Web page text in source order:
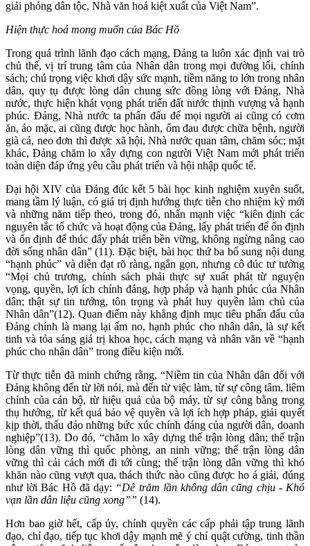
giải phóng dân tộc, Nhà văn hoá kiệt xuất của Việt Nam”.
Hiện thực hoá mong muốn của Bác Hồ
Trong quá trình lãnh đạo cách mạng, Đảng ta luôn xác định vai trò
chủ thể, vị trí trung tâm của Nhân dân trong mọi đường lối, chính
sách; chú trọng việc khơi dậy sức mạnh, tiềm năng to lớn trong nhân
dân, quy tụ được lòng dân chung sức đồng lòng với Đảng, Nhà
nước, thực hiện khát vọng phát triển đất nước thịnh vượng và hạnh
phúc. Đảng, Nhà nước ta phấn đấu để mọi người ai cũng có cơm
ăn, áo mặc, ai cũng được học hành, ốm đau được chữa bệnh, người
già cả, neo đơn thì được xã hội, Nhà nước quan tâm, chăm sóc; mặt
khác, Đảng chăm lo xây dựng con người Việt Nam mới phát triển
toàn diện đáp ứng yêu cầu phát triển và hội nhập quốc tế.
Đại hội XIV của Đảng đúc kết 5 bài học kinh nghiệm xuyên suốt,
mang tầm lý luận, có giá trị định hướng thực tiễn cho nhiệm kỳ mới
và những năm tiếp theo, trong đó, nhấn mạnh việc “kiên định các
nguyên tắc tổ chức và hoạt động của Đảng, lấy phát triển để ổn định
và ổn định để thúc đẩy phát triển bền vững, không ngừng nâng cao
đời sống nhân dân” (11). Đặc biệt, bài học thứ ba bổ sung nội dung
“hạnh phúc” và diễn đạt rõ ràng, ngắn gọn, nhưng cô đúc tư tưởng
“Mọi chủ trương, chính sách phải thực sự xuất phát từ nguyện
vọng, quyền, lợi ích chính đáng, hợp pháp và hạnh phúc của Nhân
dân; thật sự tin tưởng, tôn trọng và phát huy quyền làm chủ của
Nhân dân”(12). Quan điểm này khẳng định mục tiêu phấn đấu của
Đảng chính là mang lại ấm no, hạnh phúc cho nhân dân, là sự kết
tinh và tỏa sáng giá trị khoa học, cách mạng và nhân văn về “hạnh
phúc cho nhân dân” trong điều kiện mới.
Từ thực tiễn đã minh chứng rằng, “Niềm tin của Nhân dân đối với
Đảng không đến từ lời nói, mà đến từ việc làm, từ sự công tâm, liêm
chính của cán bộ, từ hiệu quả của bộ máy, từ sự công bằng trong
thụ hưởng, từ kết quả bảo vệ quyền và lợi ích hợp pháp, giải quyết
kịp thời, thấu đáo những bức xúc chính đáng của người dân, doanh
nghiệp”(13). Do đó, “chăm lo xây dựng thế trận lòng dân; thế trận
lòng dân vững thì quốc phòng, an ninh vững; thế trận lòng dân
vững thì cải cách mới đi tới cùng; thế trận lòng dân vững thì khó
khăn nào cũng vượt qua, thách thức nào cũng được ho á giải, đúng
như lời Bác Hồ đã dạy: “Dễ trăm lần không dân cũng chịu - Khó
vạn lần dân liệu cũng xong”” (14).
Hơn bao giờ hết, cấp ủy, chính quyền các cấp phải tập trung lãnh
đạo, chỉ đạo, tiếp tục khơi dậy mạnh mẽ ý chí quật cường, tinh thần